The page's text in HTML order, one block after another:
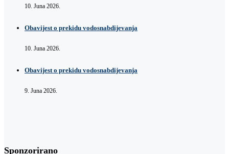
10. Juna 2026.
Obavijest o prekidu vodosnabdijevanja
10. Juna 2026.
Obavijest o prekidu vodosnabdijevanja
9. Juna 2026.
Sponzorirano